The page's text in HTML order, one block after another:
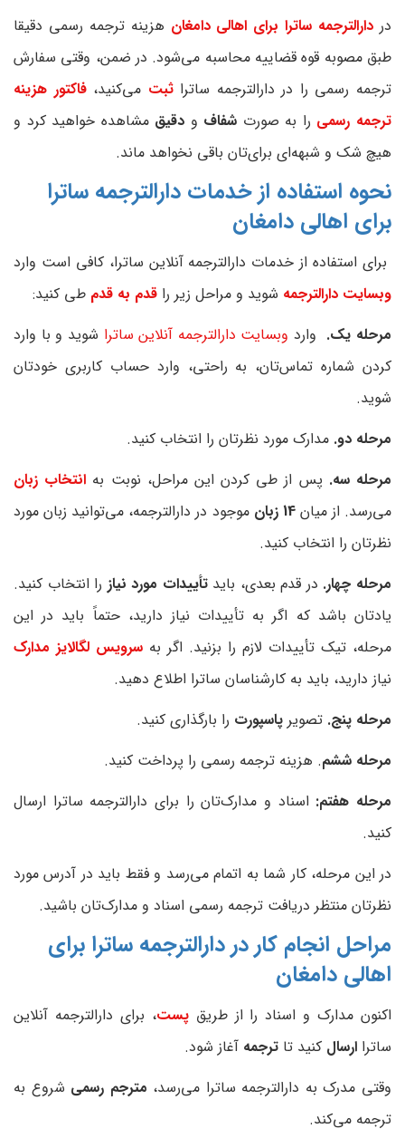
در دارالترجمه ساترا برای اهالی دامغان هزینه ترجمه رسمی دقیقا
طبق مصوبه قوه قضاییه محاسبه می‌شود. در ضمن، وقتی سفارش
ترجمه رسمی را در دارالترجمه ساتراثبت می‌کنید، فاکتور هزینه
ترجمه رسمی‌ را به صورت شفاف و دقیقمشاهده خواهید کرد و
هیچ شک و شبهه‌ای برای‌تان باقی نخواهد ماند.
نحوه استفاده از خدمات دارالترجمه ساترا
برای اهالی دامغان
برای استفاده از خدمات دارالترجمه آنلاین ساترا، کافی است وارد
وبسایت دارالترجمه شوید و مراحل زیر را قدم به قدم طی کنید:
مرحله یک. واردوبسایت دارالترجمه آنلاین ساترا شوید و با وارد
کردن شماره تماس‌تان، به راحتی، وارد حساب کاربری خودتان
شوید.
مرحله دو. مدارک مورد نظرتان را انتخاب کنید.
مرحله سه. پس از طی کردن این مراحل، نوبت به انتخاب زبان
می‌رسد. از میان14 زبان
موجود در دارالترجمه، می‌توانید زبان مورد
نظرتان را انتخاب کنید.
مرحله چهار. در قدم بعدی، باید تأییدات مورد نیاز را انتخاب کنید.
یادتان باشد که اگر به تأییدات نیاز دارید، حتماً باید در این
مرحله، تیک تأییدات لازم را بزنید. اگر به سرویس لگالایز مدارک
نیاز دارید، باید به کارشناسان ساترا اطلاع دهید.
مرحله پنج. تصویر پاسپورت را بارگذاری کنید.
مرحله ششم. هزینه ترجمه رسمی را پرداخت کنید.
مرحله هفتم: اسناد و مدارک‌تان را برای دارالترجمه ساترا ارسال
کنید.
در این مرحله، کار شما به اتمام می‌رسد و فقط باید در آدرس مورد
نظرتان منتظر دریافت ترجمه رسمی اسناد و مدارک‌تان باشید.
مراحل انجام کار در دارالترجمه ساترا برای
اهالی دامغان
اکنون مدارک و اسناد را از طریقپست، برای دارالترجمه آنلاین
ساترا ارسال کنید تا ترجمه آغاز شود.
وقتی مدرک به دارالترجمه ساترا می‌رسد، مترجم رسمی شروع به
ترجمه می‌کند.